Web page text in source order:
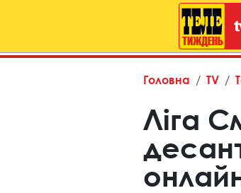
Головна TV
Ліга